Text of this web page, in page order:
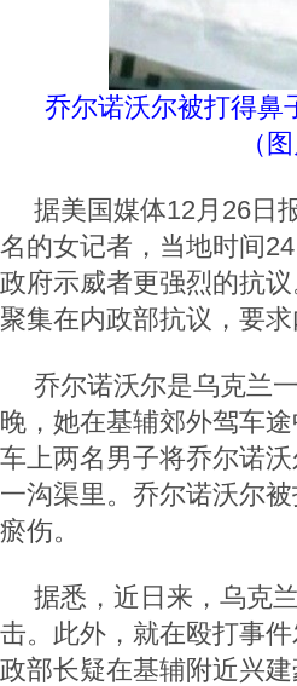
乔尔诺沃尔被打得鼻
（
据美国媒体12月26日
名的女记者，当地时间
政府示威者更强烈的抗
聚集在内政部抗议，要求
乔尔诺沃尔是乌克兰
晚，她在基辅郊外驾车
车上两名男子将乔尔诺
一沟渠里。乔尔诺沃尔
瘀伤。
据悉，近日来，乌克
击。此外，就在殴打事
政部长疑在基辅附近兴建